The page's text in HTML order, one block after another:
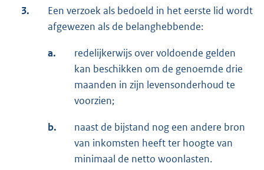
3.
Een verzoek als bedoeld in het eerste lid wordt
afgewezen als de belanghebbende:
a.
redelijkerwijs over voldoende gelden
kan beschikken om de genoemde drie
maanden in zijn levensonderhoud te
voorzien;
b.
naast de bijstand nog een andere bron
van inkomsten heeft ter hoogte van
minimaal de netto woonlasten.